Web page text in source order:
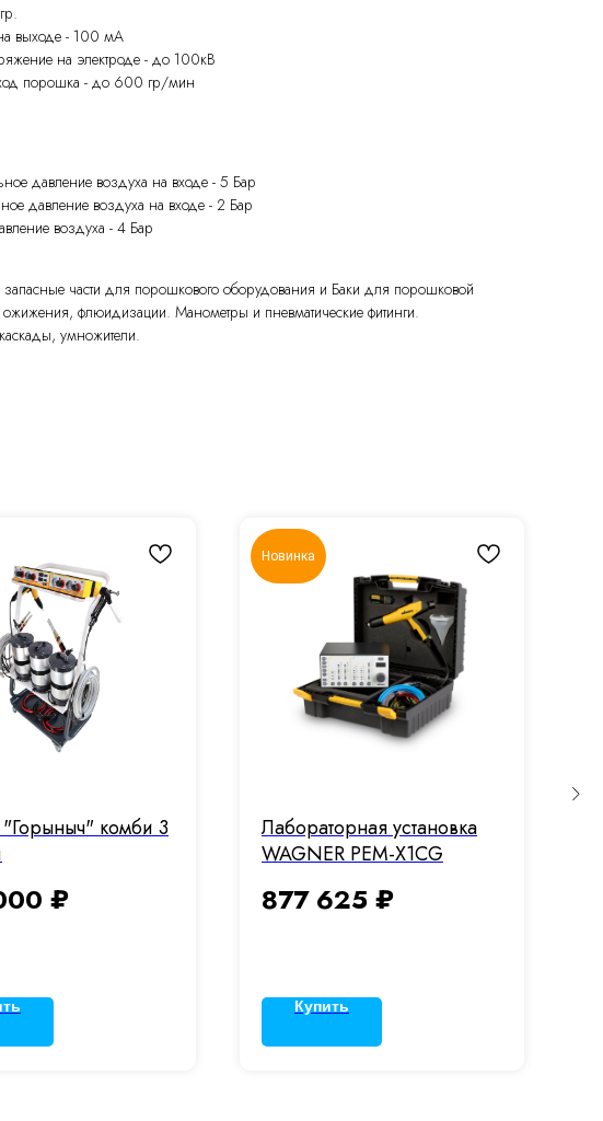
выходе - 100 мА
на электроде - до 100кВ
порошка - до 600 гр/мин
давление воздуха на входе - 5 Бар
давление воздуха на входе - 2 Бар
воздуха - 4 Бар
запасные части для порошкового оборудования и Баки для порошковой
ожижения, флюидизации. Манометры и пневматические фитинги.
умножители.
комби 3
₽
Новинка
Лабораторная установка
WAGNER РЕМ-Х1CG
877 625 ₽
Купить